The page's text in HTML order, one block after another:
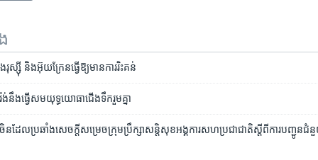
រុស្ស៊ី​ និង​អ៊ុយក្រែន​ធ្វើ​ឱ្យ​មាន​ការ​រិះគន់
នឹង​ធ្វើ​សមយុទ្ធ​យោធា​ជើង​ទឹក​រួម​គ្នា
ន​ដែល​ប្រឆាំង​សេចក្ដី​សម្រេច​ក្រុម​ប្រឹក្សា​សន្តិសុខ​អង្គការ​សហប្រជាជាតិ​ស្ដី​ពី​ការ​បញ្ជូន​